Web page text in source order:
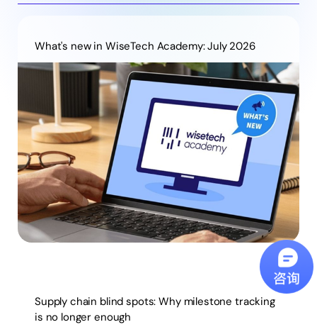
What's new in WiseTech Academy: July 2026
Supply chain blind spots: Why milestone tracking
is no longer enough